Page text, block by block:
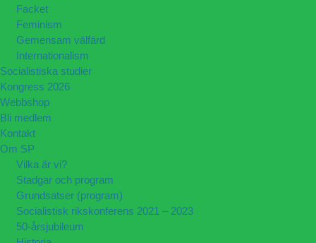
Facket
Feminism
Gemensam välfärd
Internationalism
Socialistiska studier
Kongress 2026
Webbshop
Bli medlem
Kontakt
Om SP
Vilka är vi?
Stadgar och program
Grundsatser (program)
Socialistisk rikskonferens 2021 – 2023
50-årsjubileum